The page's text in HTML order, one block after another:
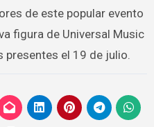
de este popular evento
figura de Universal Music
el 19 de julio.